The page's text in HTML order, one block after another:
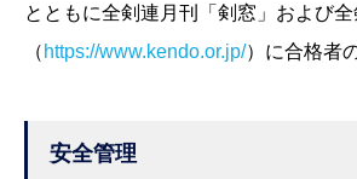
とともに全剣連月刊「剣窓」および
（ https://www.kendo.or.jp/）に合格者
安全管理